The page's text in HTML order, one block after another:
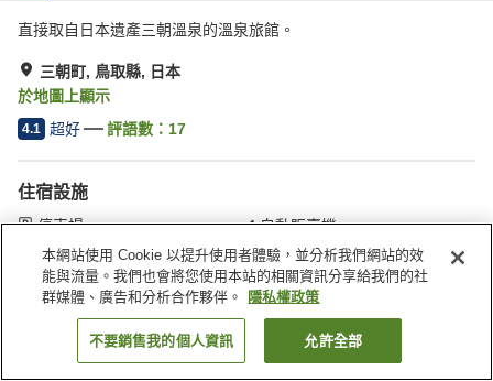
直接取自日本遺產三朝溫泉的溫泉旅館。
三朝町, 鳥取縣, 日本
於地圖上顯示
4.1 超好 評語數： 17
住宿設施
停車場
自動販賣機
會議室
多功能室
首頁 日本 鳥取縣 三朝町 三朝溫泉桃園館
找客房
本網站使用 Cookie 以提升使用者體驗，並分析我們網站的效
能與流量。我們也會將您使用本站的相關資訊分享給我們的社
群媒體、廣告和分析合作夥伴。
隱私權政策
不要銷售我的個人資訊 允許全部